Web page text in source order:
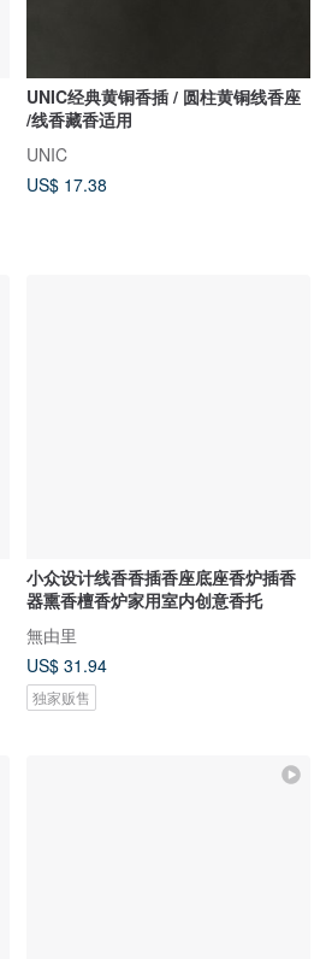
UNIC经典黄铜香插 / 圆柱黄铜线香座
/线香藏香适用
UNIC
US$ 17.38
小众设计线香香插香座底座香炉插香
器熏香檀香炉家用室内创意香托
無由里
US$ 31.94
独家贩售